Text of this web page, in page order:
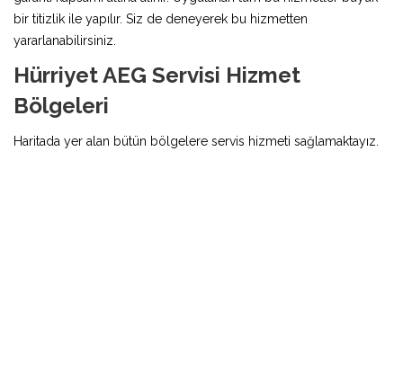
bir titizlik ile yapılır. Siz de deneyerek bu hizmetten
yararlanabilirsiniz.
Hürriyet AEG Servisi Hizmet
Bölgeleri
Haritada yer alan bütün bölgelere servis hizmeti sağlamaktayız.